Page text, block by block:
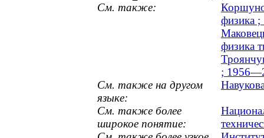
См. также:
физика
физика
;
См. также на другом
языке:
См. также более
широкое понятие: